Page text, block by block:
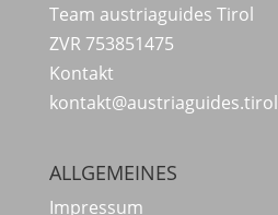
Team austriaguides Tirol
ZVR 753851475
Kontakt
kontakt@austriaguides.tirol
ALLGEMEINES
Impressum